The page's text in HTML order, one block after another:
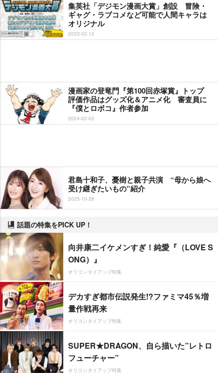
集英社「デジモン漫画大賞」創設 冒険・
ギャグ・ラブコメなど可能で人間キャラは
オリジナル
2023-02-12
漫画家の登竜門『第100回赤塚賞』トップ
評価作品はグッズ化＆アニメ化 審査員に
『僕とロボコ』作者参加
2024-02-02
君島十和子、憂樹と親子共演 “母から娘へ
受け継ぎたいもの”紹介
2025-10-28
話題の特集をPICK UP！
向井康二イケメンすぎ！純愛『（LOVE S
ONG）』
オリコンタイアップ特集
デカすぎ都市伝説発生!?ファミマ45％増
量作戦再来
オリコンタイアップ特集
SUPER★DRAGON、自ら描いた”レトロ
フューチャー”
オリコンタイアップ特集